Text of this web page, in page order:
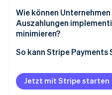
4. Die
Minuten
5. Die Empfängerperson
Kryptofähige
Wallets der
Compliance-Tools
Wie können
Auszahlungen
minimieren?
Identifizieren Sie die
Wählen Sie Ihren
Wählen Sie Ihren
So kann Stripe
Jetzt mit Stripe starten